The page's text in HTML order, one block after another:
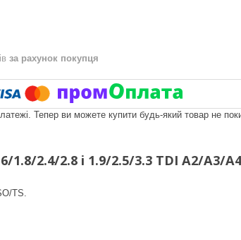
за рахунок покупця
Тепер ви можете купити будь-який товар не
2.4/2.8 i 1.9/2.5/3.3 TDI A2/A3/
TS.